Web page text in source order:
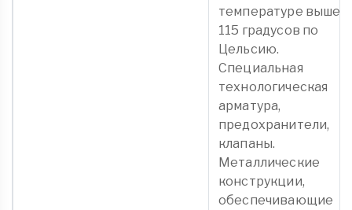
температуре выше
115 градусов по
Цельсию.
Специальная
технологическая
арматура,
предохранители,
клапаны.
Металлические
конструкции,
обеспечивающие